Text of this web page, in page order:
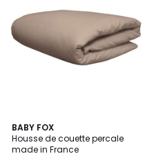
BABY FOX
Housse de couette percale
made in France
2
Couleurs